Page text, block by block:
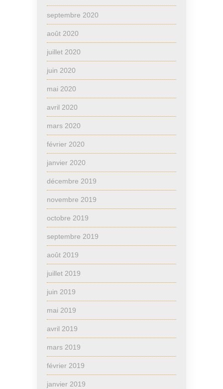
septembre 2020
août 2020
juillet 2020
juin 2020
mai 2020
avril 2020
mars 2020
février 2020
janvier 2020
décembre 2019
novembre 2019
octobre 2019
septembre 2019
août 2019
juillet 2019
juin 2019
mai 2019
avril 2019
mars 2019
février 2019
janvier 2019